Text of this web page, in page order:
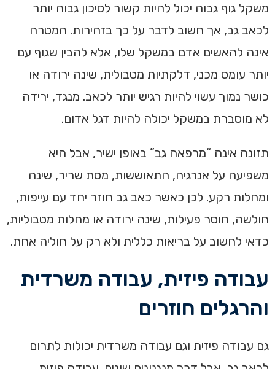
משקל גוף גבוה יכול להיות קשור לסיכון גבוה יותר
לכאב גב, אך חשוב לדבר על כך בזהירות. המטרה
אינה להאשים אדם במשקל שלו, אלא להבין שגוף עם
יותר עומס מכני, דלקתיות מטבולית, שינה ירודה או
כושר נמוך עשוי להיות רגיש יותר לכאב. מנגד, ירידה
לא מוסברת במשקל יכולה להיות דגל אדום.
תזונה אינה “מרפאה גב” באופן ישיר, אבל היא
משפיעה על אנרגיה, התאוששות, מסת שריר, שינה
ומחלות רקע. לכן כאשר כאב גב חוזר יחד עם עייפות,
חולשה, חוסר פעילות, שינה ירודה או מחלות מטבוליות,
כדאי לחשוב על בריאות כללית ולא רק על חוליה אחת.
עבודה פיזית, עבודה משרדית
והרגלים חוזרים
גם עבודה פיזית וגם עבודה משרדית יכולות לתרום